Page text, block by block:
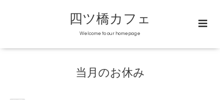
四ツ橋カフェ
Welcome to our homepage
当月のお休み